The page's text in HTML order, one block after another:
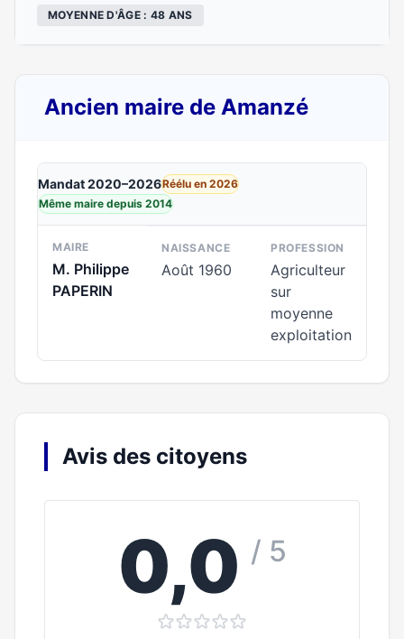
MOYENNE D'ÂGE : 48 ANS
Ancien maire de Amanzé
Mandat 2020–2026Réélu en 2026
Même maire depuis 2014
MAIRE
M. Philippe
PAPERIN
NAISSANCE
Août 1960
PROFESSION
Agriculteur
sur
moyenne
exploitation
Avis des citoyens
0,0 / 5